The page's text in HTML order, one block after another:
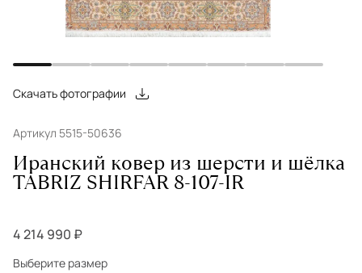
Скачать фотографии
Артикул 5515-50636
Иранский ковер из шерсти и шёлка
TABRIZ SHIRFAR 8-107-IR
4 214 990 ₽
Выберите размер